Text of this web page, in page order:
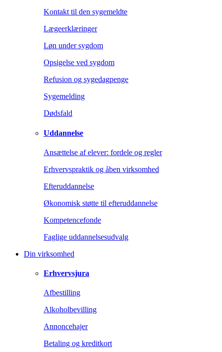
Kontakt til den sygemeldte
Lægeerklæringer
Løn under sygdom
Opsigelse ved sygdom
Refusion og sygedagpenge
Sygemelding
Dødsfald
Uddannelse
Ansættelse af elever: fordele og regler
Erhvervspraktik og åben virksomhed
Efteruddannelse
Økonomisk støtte til efteruddannelse
Kompetencefonde
Faglige uddannelsesudvalg
Din virksomhed
Erhvervsjura
Afbestilling
Alkoholbevilling
Annoncehajer
Betaling og kreditkort